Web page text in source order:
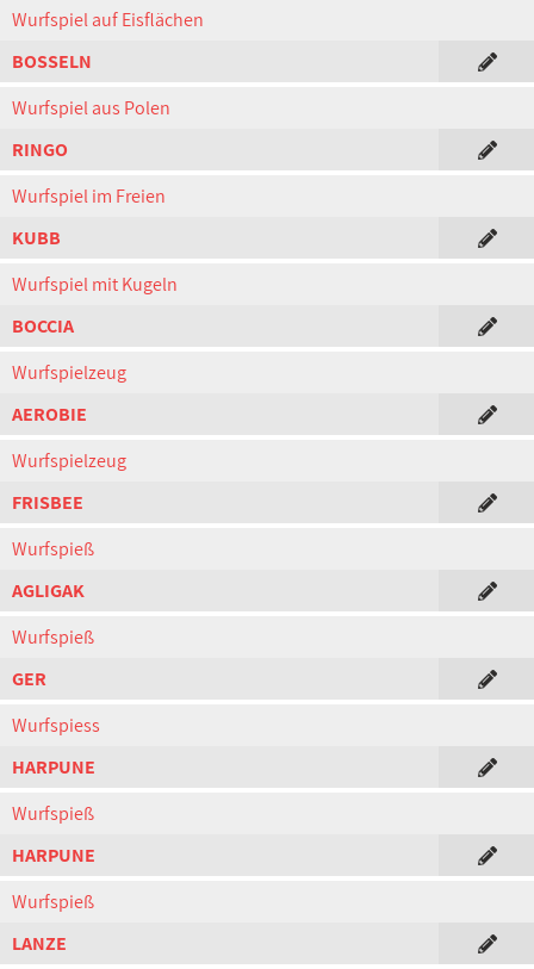
Wurfspiel auf Eisflächen
BOSSELN
Wurfspiel aus Polen
RINGO
Wurfspiel im Freien
KUBB
Wurfspiel mit Kugeln
BOCCIA
Wurfspielzeug
AEROBIE
Wurfspielzeug
FRISBEE
Wurfspieß
AGLIGAK
Wurfspieß
GER
Wurfspiess
HARPUNE
Wurfspieß
HARPUNE
Wurfspieß
LANZE